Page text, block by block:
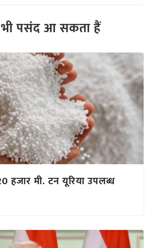
पसंद आ सकता हैं
हजार मी. टन यूरिया उपलब्ध